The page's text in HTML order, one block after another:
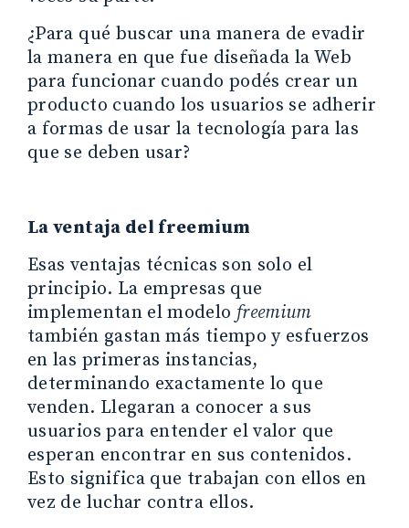
¿Para qué buscar una manera de evadir
la manera en que fue diseñada la Web
para funcionar cuando podés crear un
producto cuando los usuarios se adherir
a formas de usar la tecnología para las
que se deben usar?
La ventaja del freemium
Esas ventajas técnicas son solo el
principio. La empresas que
implementan el modelo freemium
también gastan más tiempo y esfuerzos
en las primeras instancias,
determinando exactamente lo que
venden. Llegaran a conocer a sus
usuarios para entender el valor que
esperan encontrar en sus contenidos.
Esto significa que trabajan con ellos en
vez de luchar contra ellos.